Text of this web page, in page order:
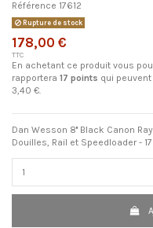
Référence 17612
Rupture de stock
178,00 €
TTC
En achetant ce produit vous
rapportera 17 points qui
3,40 €
Dan Wesson 8'' Black Canon
Douilles, Rail et Speedloader -